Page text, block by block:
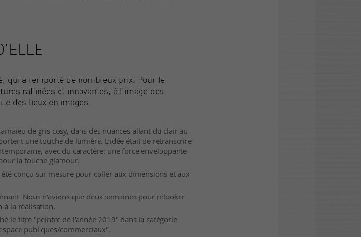
qui a remporté de nombreux prix. Pour le
raffinées et innovantes, à l’image des
des lieux en images.
de gris cosy, dans des nuances allant du clair au
une touche de lumière. L’idée était de retranscrire
avec du caractère: une force enveloppante
la touche glamour.
conçu sur mesure pour coller aux dimensions et aux
Nous n’avions que deux semaines pour relooker
à la réalisation.
le titre "peintre de l'année 2019" dans la catégorie
publiques/commerciaux".